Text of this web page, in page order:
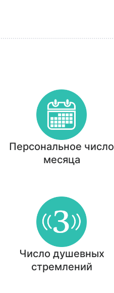
Персональное число
месяца
Число душевных
стремлений